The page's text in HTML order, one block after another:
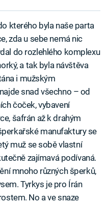
kterého byla naše parta
zda u sebe nemá nic
do rozlehlého komplexu
a tak byla návštěva
i mužským
snad všechno – od
čoček, vybavení
šafrán až k drahým
manufaktury se
muž se sobě vlastní
zajímavá podívaná.
mnoho různých šperků,
Tyrkys je pro Írán
No a ve snaze